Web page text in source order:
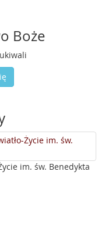
Boże
im. św. Benedykta